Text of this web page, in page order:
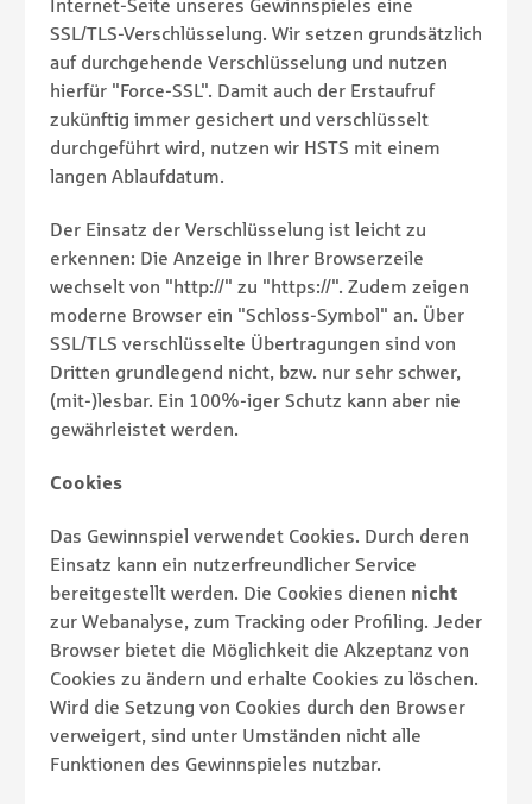
Internet-Seite unseres Gewinnspieles eine
SSL/TLS-Verschlüsselung. Wir setzen grundsätzlich
auf durchgehende Verschlüsselung und nutzen
hierfür "Force-SSL". Damit auch der Erstaufruf
zukünftig immer gesichert und verschlüsselt
durchgeführt wird, nutzen wir HSTS mit einem
langen Ablaufdatum.
Der Einsatz der Verschlüsselung ist leicht zu
erkennen: Die Anzeige in Ihrer Browserzeile
wechselt von "http://" zu "https://". Zudem zeigen
moderne Browser ein "Schloss-Symbol" an. Über
SSL/TLS verschlüsselte Übertragungen sind von
Dritten grundlegend nicht, bzw. nur sehr schwer,
(mit-)lesbar. Ein 100%-iger Schutz kann aber nie
gewährleistet werden.
Cookies
Das Gewinnspiel verwendet Cookies. Durch deren
Einsatz kann ein nutzerfreundlicher Service
bereitgestellt werden. Die Cookies dienen nicht
zur Webanalyse, zum Tracking oder Profiling. Jeder
Browser bietet die Möglichkeit die Akzeptanz von
Cookies zu ändern und erhalte Cookies zu löschen.
Wird die Setzung von Cookies durch den Browser
verweigert, sind unter Umständen nicht alle
Funktionen des Gewinnspieles nutzbar.